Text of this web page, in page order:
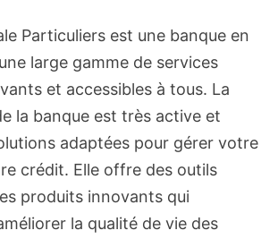
Particuliers est une banque en
large gamme de services
et accessibles à tous. La
la banque est très active et
adaptées pour gérer votre
crédit. Elle offre des outils
produits innovants qui
la qualité de vie des